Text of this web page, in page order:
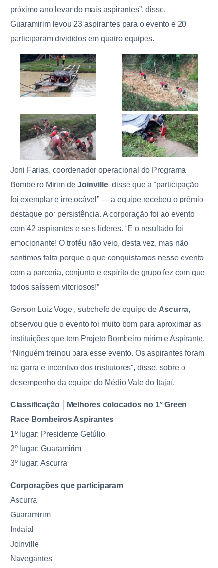
próximo ano levando mais aspirantes”, disse.
Guaramirim levou 23 aspirantes para o evento e 20
participaram divididos em quatro equipes.
Joni Farias, coordenador operacional do Programa
Bombeiro Mirim deJoinville, disse que a “participação
foi exemplar e irretocável” — a equipe recebeu o prêmio
destaque por persistência. A corporação foi ao evento
com 42 aspirantes e seis líderes. “E o resultado foi
emocionante! O troféu não veio, desta vez, mas não
sentimos falta porque o que conquistamos nesse evento
com a parceria, conjunto e espírito de grupo fez com que
todos saíssem vitoriosos!”
Gerson Luiz Vogel, subchefe de equipe de Ascurra,
observou que o evento foi muito bom para aproximar as
instituições que tem Projeto Bombeiro mirim e Aspirante.
“Ninguém treinou para esse evento. Os aspirantes foram
na garra e incentivo dos instrutores”, disse, sobre o
desempenho da equipe do Médio Vale do Itajaí.
Classificação │Melhores colocados no 1° Green
Race Bombeiros Aspirantes
1º lugar: Presidente Getúlio
2º lugar: Guaramirim
3º lugar: Ascurra
Corporações que participaram
Ascurra
Guaramirim
Indaial
Joinville
Navegantes